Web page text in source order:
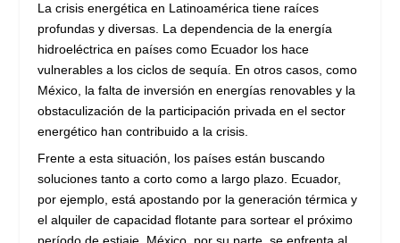
La crisis energética en Latinoamérica tiene raíces
profundas y diversas. La dependencia de la energía
hidroeléctrica en países como Ecuador los hace
vulnerables a los ciclos de sequía. En otros casos, como
México, la falta de inversión en energías renovables y la
obstaculización de la participación privada en el sector
energético han contribuido a la crisis.
Frente a esta situación, los países están buscando
soluciones tanto a corto como a largo plazo. Ecuador,
por ejemplo, está apostando por la generación térmica y
el alquiler de capacidad flotante para sortear el próximo